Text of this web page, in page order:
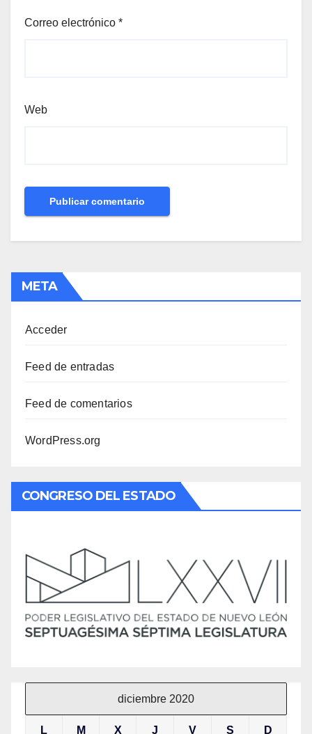
Correo electrónico *
Web
META
Acceder
Feed de entradas
Feed de comentarios
WordPress.org
CONGRESO DEL ESTADO
diciembre 2020
L M X J V S D